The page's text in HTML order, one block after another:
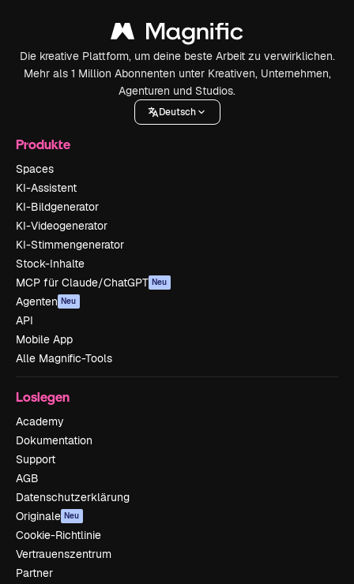
Die kreative Plattform, um deine beste Arbeit zu verwirklichen.
Mehr als 1 Million Abonnenten unter Kreativen, Unternehmen,
Agenturen und Studios.
Deutsch
Produkte
Spaces
KI-Assistent
KI-Bildgenerator
KI-Videogenerator
KI-Stimmengenerator
Stock-Inhalte
MCP für Claude/ChatGPT Neu
Agenten Neu
API
Mobile App
Alle Magnific-Tools
Loslegen
Academy
Dokumentation
Support
AGB
Datenschutzerklärung
Originale Neu
Cookie-Richtlinie
Vertrauenszentrum
Partner